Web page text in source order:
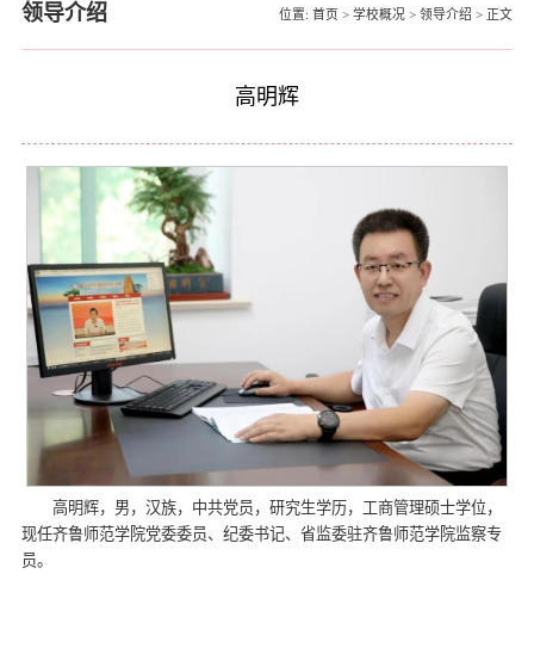
领导介绍 位置: 首页 > 学校概况 > 领导介绍 > 正文
高明辉
高明辉，男，汉族，中共党员，研究生学历，工商管理硕士学位，
现任齐鲁师范学院党委委员、纪委书记、省监委驻齐鲁师范学院监察专
员。